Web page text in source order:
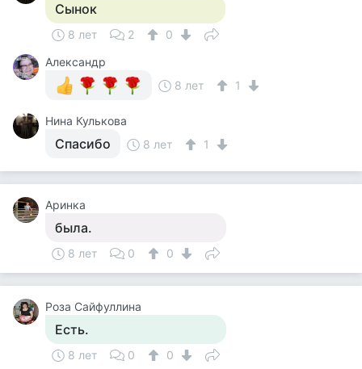
Сынок
8 лет 2
0
Александр
8 лет
1
Нина Кулькова
Спасибо 8 лет 1
Аринка
была.
8 лет 0 0
Роза Сайфуллина
Есть.
8 лет 0 0